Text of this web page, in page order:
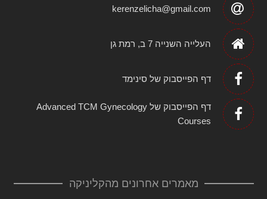
kerenzelicha@gmail.com
העלייה השנייה 7 ב, רמת גן
דף הפייסבוק של סינימד
דף הפייסבוק של Advanced TCM Gynecology
Courses
מאמרים אחרונים מהקליניקה